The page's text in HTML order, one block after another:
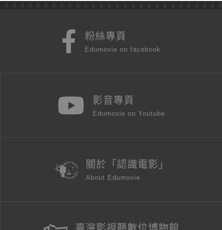
粉絲專頁
Edumovie on facebook
影音專頁
Edumovie on Youtube
關於「認識電影」
About Edumovie